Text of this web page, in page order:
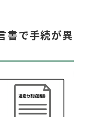
書で手続が異